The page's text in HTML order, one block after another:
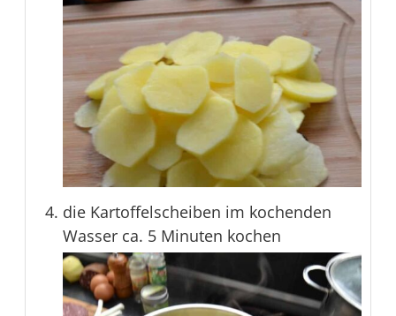
die Kartoffelscheiben im kochenden
Wasser ca. 5 Minuten kochen